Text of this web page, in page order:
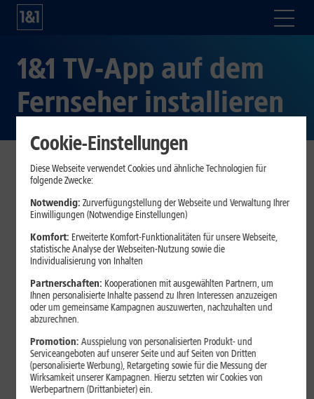
1&1 TV-App auf dem
Fernseher installieren
Zeitversetztes Fernsehen, Programme in brillanter HD-
Qualität, eine vielfältige Senderauswahl – diese und weitere
Vorteile sprechen für IP-TV, das Fernsehen übers Internet.
1&1 HD-TV können Sie per 1&1 TV-Box oder 1&1 TV-Stick
empfangen, daneben gibt es aber auch die kostenlose 1&1
TV-App. Damit können Sie – ohne zusätzliche Hardware –
digitales Fernsehen auf Ihrem Smart TV anschauen. Je nach
Betriebssystem Ihres Fernsehers gibt es bei der Installation
der 1&1 TV-App minimale Unterschiede. Wir zeigen im
Folgenden, wie Sie die App auf Ihrem Fernseher einrichten.
1&1 TV-App auf Fernsehern mit dem
Betriebssystem Android TV installieren
Cookie-Einstellungen
Diese Webseite verwendet Cookies und ähnliche Technologien für
folgende Zwecke:
Notwendig: Zurverfügungstellung der Webseite und Verwaltung Ihrer
Einwilligungen (Notwendige Einstellungen)
Komfort: Erweiterte Komfort-Funktionalitäten für unsere Webseite,
statistische Analyse der Webseiten-Nutzung sowie die
Individualisierung von Inhalten
Partnerschaften: Kooperationen mit ausgewählten Partnern, um
Ihnen personalisierte Inhalte passend zu Ihren Interessen anzuzeigen
oder um gemeinsame Kampagnen auszuwerten, nachzuhalten und
abzurechnen.
Promotion:Ausspielung von personalisierten Produkt- und
Serviceangeboten auf unserer Seite und auf Seiten von Dritten
(personalisierte Werbung), Retargeting sowie für die Messung der
Wirksamkeit unserer Kampagnen. Hierzu setzten wir Cookies von
Werbepartnern (Drittanbieter) ein.